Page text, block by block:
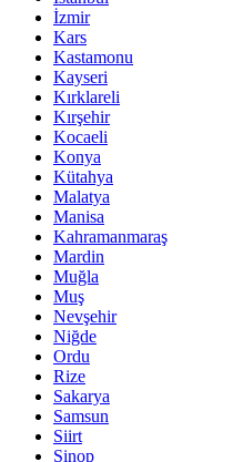
İzmir
Kars
Kastamonu
Kayseri
Kırklareli
Kırşehir
Kocaeli
Konya
Kütahya
Malatya
Manisa
Kahramanmaraş
Mardin
Muğla
Muş
Nevşehir
Niğde
Ordu
Rize
Sakarya
Samsun
Siirt
Sinop